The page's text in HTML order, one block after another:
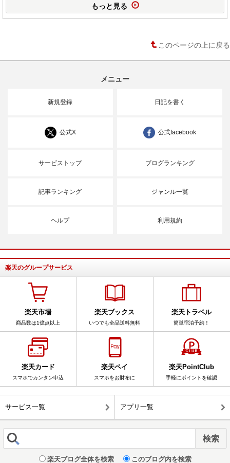
もっと見る
このページの上に戻る
メニュー
新規登録 日記を書く
公式X 公式facebook
サービストップ ブログランキング
記事ランキング ジャンル一覧
ヘルプ 利用規約
楽天のグループサービス
楽天市場
商品数は1億点以上
楽天ブックス
いつでも全品送料無料
楽天トラベル
簡単宿泊予約！
楽天カード
スマホでカンタン申込
楽天ペイ
スマホをお財布に
楽天PointClub
手軽にポイントを確認
サービス一覧 アプリ一覧
楽天ブログ全体を検索 このブログ内を検索